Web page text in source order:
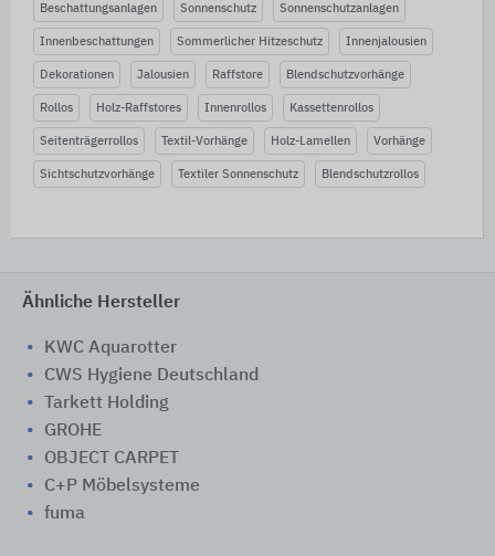
Beschattungsanlagen Sonnenschutz Sonnenschutzanlagen
Innenbeschattungen Sommerlicher Hitzeschutz Innenjalousien
Dekorationen Jalousien Raffstore Blendschutzvorhänge
Rollos Holz-Raffstores Innenrollos Kassettenrollos
Seitenträgerrollos Textil-Vorhänge Holz-Lamellen Vorhänge
Sichtschutzvorhänge Textiler Sonnenschutz Blendschutzrollos
Ähnliche Hersteller
KWC Aquarotter
CWS Hygiene Deutschland
Tarkett Holding
GROHE
OBJECT CARPET
C+P Möbelsysteme
fuma